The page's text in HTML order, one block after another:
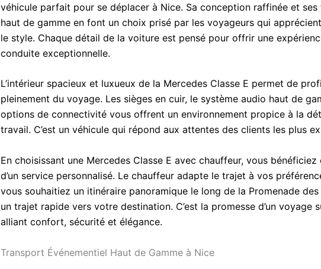
véhicule parfait pour se déplacer à Nice. Sa conception raffinée et
haut de gamme en font un choix prisé par les voyageurs qui
le style. Chaque détail de la voiture est pensé pour offrir une
conduite exceptionnelle.
L’intérieur spacieux et luxueux de la Mercedes Classe E permet de
pleinement du voyage. Les sièges en cuir, le système audio haut de
options de connectivité vous offrent un environnement propice à la
travail. C’est un véhicule qui répond aux attentes des clients les plus
En choisissant une Mercedes Classe E avec chauffeur, vous bénéficiez
d’un service personnalisé. Le chauffeur adapte le trajet à vos
vous souhaitiez un itinéraire panoramique le long de la Promenade des
un trajet rapide vers votre destination. C’est la promesse d’un voyage
alliant confort, sécurité et élégance.
Transport Événementiel Haut de Gamme à Nice